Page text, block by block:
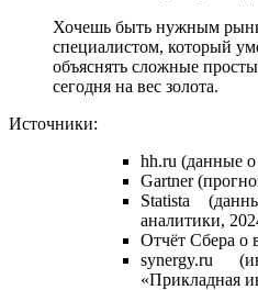
Хочешь быть нужным
специалистом, который
объяснять сложные
сегодня на вес золота.
Источники:
hh.ru (данные о
Gartner
Statista
аналитики,
Отчёт Сбера о
synergy.ru
«Прикладная